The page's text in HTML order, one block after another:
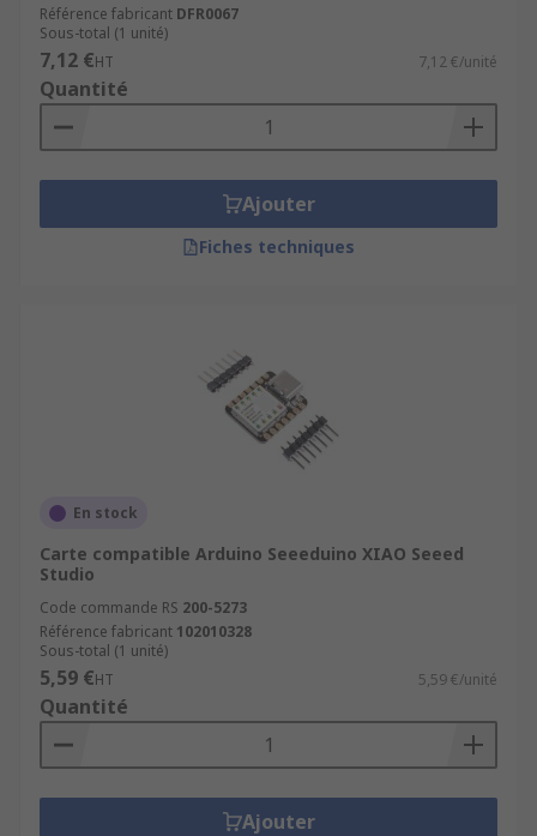
Référence fabricant DFR0067
Sous-total (1 unité)
7,12 €HT 7,12 €/unité
Quantité
Ajouter
Fiches techniques
En stock
Carte compatible Arduino Seeeduino XIAO Seeed
Studio
Code commande RS 200-5273
Référence fabricant 102010328
Sous-total (1 unité)
5,59 €HT 5,59 €/unité
Quantité
Ajouter